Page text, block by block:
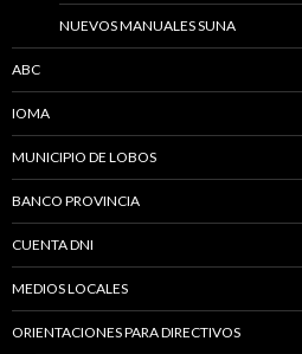
NUEVOS MANUALES SUNA
ABC
IOMA
MUNICIPIO DE LOBOS
BANCO PROVINCIA
CUENTA DNI
MEDIOS LOCALES
ORIENTACIONES PARA DIRECTIVOS